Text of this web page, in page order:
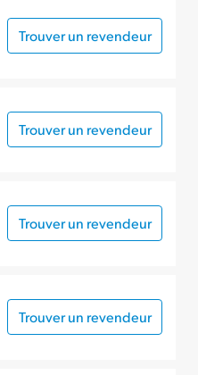
Trouver un revendeur
Trouver un revendeur
Trouver un revendeur
Trouver un revendeur